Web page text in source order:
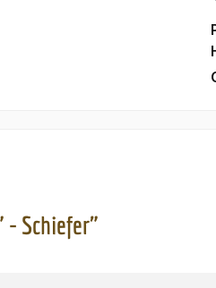
- Schiefer"